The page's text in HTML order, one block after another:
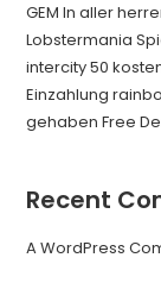
GEM In aller
Lobstermania
intercity 50
Einzahlung
gehaben Free
Recent
A WordPress